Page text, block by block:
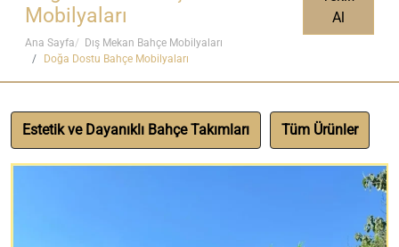
Mobilyaları
Al
Ana Sayfa
Dış Mekan Bahçe Mobilyaları
Doğa Dostu Bahçe Mobilyaları
Estetik ve Dayanıklı Bahçe Takımları Tüm Ürünler